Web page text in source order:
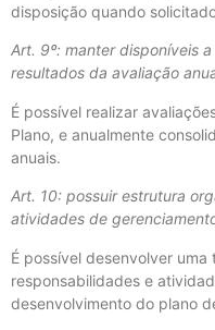
disposição quando
Art. 9º: manter disponíveis
resultados da avaliação
É possível realizar
Plano, e anualmente
anuais.
Art. 10: possuir estrutura
atividades de
É possível desenvolver
responsabilidades e
desenvolvimento do plano